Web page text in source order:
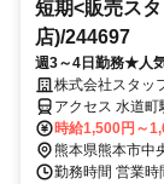
短期<販売ス
店)/244697
週3～4日勤務★人
（交通費全額支給
株式会社スタッ
アクセス 水道
時給1,500円～
熊本県熊本市中
勤務時間 営業時